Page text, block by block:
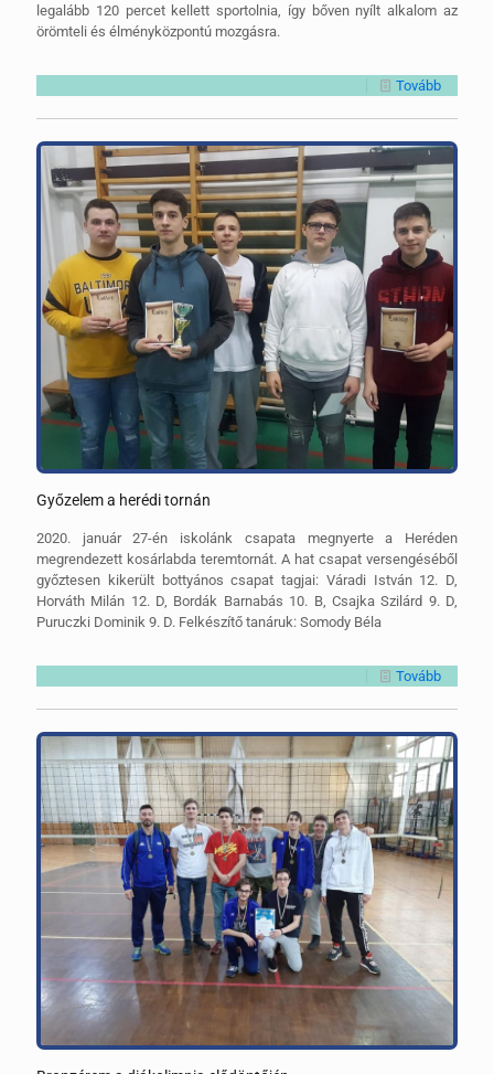
legalább 120 percet kellett sportolnia, így bőven nyílt alkalom az
örömteli és élményközpontú mozgásra.
Tovább
Győzelem a herédi tornán
2020. január 27-én iskolánk csapata megnyerte a Heréden
megrendezett kosárlabda teremtornát. A hat csapat versengéséből
győztesen kikerült bottyános csapat tagjai: Váradi István 12. D,
Horváth Milán 12. D, Bordák Barnabás 10. B, Csajka Szilárd 9. D,
Puruczki Dominik 9. D. Felkészítő tanáruk: Somody Béla
Tovább